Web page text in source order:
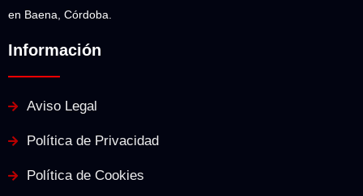
en Baena, Córdoba.
Información
Aviso Legal
Política de Privacidad
Política de Cookies